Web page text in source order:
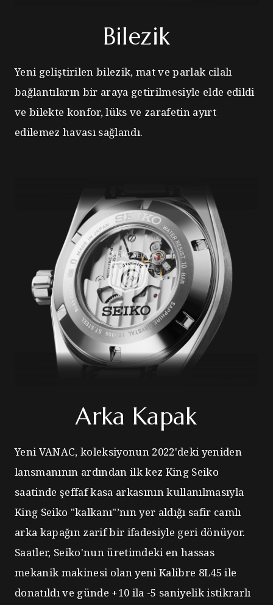
Bilezik
Yeni geliştirilen bilezik, mat ve parlak cilalı
bağlantıların bir araya getirilmesiyle elde edildi
ve bilekte konfor, lüks ve zarafetin ayırt
edilemez havası sağlandı.
Arka Kapak
Yeni VANAC, koleksiyonun 2022'deki yeniden
lansmanının ardından ilk kez King Seiko
saatinde şeffaf kasa arkasının kullanılmasıyla
King Seiko "kalkanı"’nın yer aldığı safir camlı
arka kapağın zarif bir ifadesiyle geri dönüyor.
Saatler, Seiko'nun üretimdeki en hassas
mekanik makinesi olan yeni Kalibre 8L45 ile
donatıldı ve günde +10 ila -5 saniyelik istikrarlı